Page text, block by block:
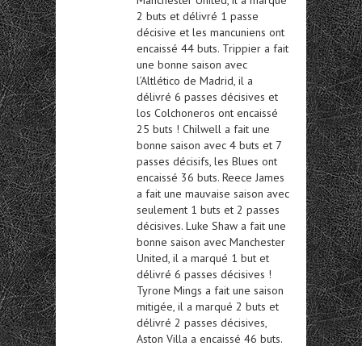
2 buts et délivré 1 passe
décisive et les mancuniens ont
encaissé 44 buts. Trippier a fait
une bonne saison avec
l’Altlético de Madrid, il a
délivré 6 passes décisives et
los Colchoneros ont encaissé
25 buts ! Chilwell a fait une
bonne saison avec 4 buts et 7
passes décisifs, les Blues ont
encaissé 36 buts. Reece James
a fait une mauvaise saison avec
seulement 1 buts et 2 passes
décisives. Luke Shaw a fait une
bonne saison avec Manchester
United, il a marqué 1 but et
délivré 6 passes décisives !
Tyrone Mings a fait une saison
mitigée, il a marqué 2 buts et
délivré 2 passes décisives,
Aston Villa a encaissé 46 buts.